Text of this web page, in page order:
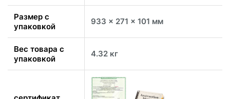
Размер с
упаковкой
933 x 271 x 101 мм
Вес товара с
упаковкой
4.32 кг